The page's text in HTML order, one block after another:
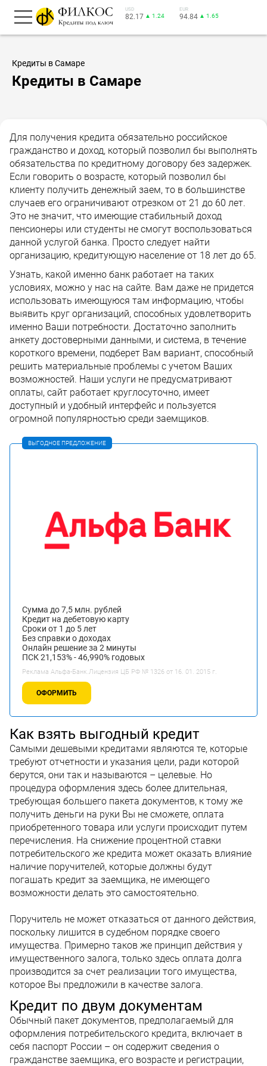
USD
82.17 ▲ 1.24
EUR
94.84 ▲ 1.65
Кредиты в Самаре
Кредиты в Самаре
Для получения кредита обязательно российское
гражданство и доход, который позволил бы выполнять
обязательства по кредитному договору без задержек.
Если говорить о возрасте, который позволил бы
клиенту получить денежный заем, то в большинстве
случаев его ограничивают отрезком от 21 до 60 лет.
Это не значит, что имеющие стабильный доход
пенсионеры или студенты не смогут воспользоваться
данной услугой банка. Просто следует найти
организацию, кредитующую население от 18 лет до 65.
Узнать, какой именно банк работает на таких
условиях, можно у нас на сайте. Вам даже не придется
использовать имеющуюся там информацию, чтобы
выявить круг организаций, способных удовлетворить
именно Ваши потребности. Достаточно заполнить
анкету достоверными данными, и система, в течение
короткого времени, подберет Вам вариант, способный
решить материальные проблемы с учетом Ваших
возможностей. Наши услуги не предусматривают
оплаты, сайт работает круглосуточно, имеет
доступный и удобный интерфейс и пользуется
огромной популярностью среди заемщиков.
ВЫГОДНОЕ ПРЕДЛОЖЕНИЕ
Сумма до 7,5 млн. рублей
Кредит на дебетовую карту
Сроки от 1 до 5 лет
Без справки о доходах
Онлайн решение за 2 минуты
ПСК 21,153% - 46,990% годовых
Реклама Альфа-Банк.Лицензия ЦБ РФ № 1326 от 16. 01. 2015 г.
ОФОРМИТЬ
Как взять выгодный кредит
Самыми дешевыми кредитами являются те, которые
требуют отчетности и указания цели, ради которой
берутся, они так и называются – целевые. Но
процедура оформления здесь более длительная,
требующая большего пакета документов, к тому же
получить деньги на руки Вы не сможете, оплата
приобретенного товара или услуги происходит путем
перечисления. На снижение процентной ставки
потребительского же кредита может оказать влияние
наличие поручителей, которые должны будут
погашать кредит за заемщика, не имеющего
возможности делать это самостоятельно.
Поручитель не может отказаться от данного действия,
поскольку лишится в судебном порядке своего
имущества. Примерно таков же принцип действия у
имущественного залога, только здесь оплата долга
производится за счет реализации того имущества,
которое Вы предложили в качестве залога.
Кредит по двум документам
Обычный пакет документов, предполагаемый для
оформления потребительского кредита, включает в
себя паспорт России – он содержит сведения о
гражданстве заемщика, его возрасте и регистрации,